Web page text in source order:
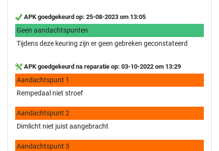
APK goedgekeurd op: 25-08-2023 om 13:05
Geen aandachtspunten
Tijdens deze keuring zijn er geen gebreken geconstateerd
APK goedgekeurd na reparatie op: 03-10-2022 om 13:29
Aandachtspunt 1
Rempedaal niet stroef
Aandachtspunt 2
Dimlicht niet juist aangebracht
Aandachtspunt 3